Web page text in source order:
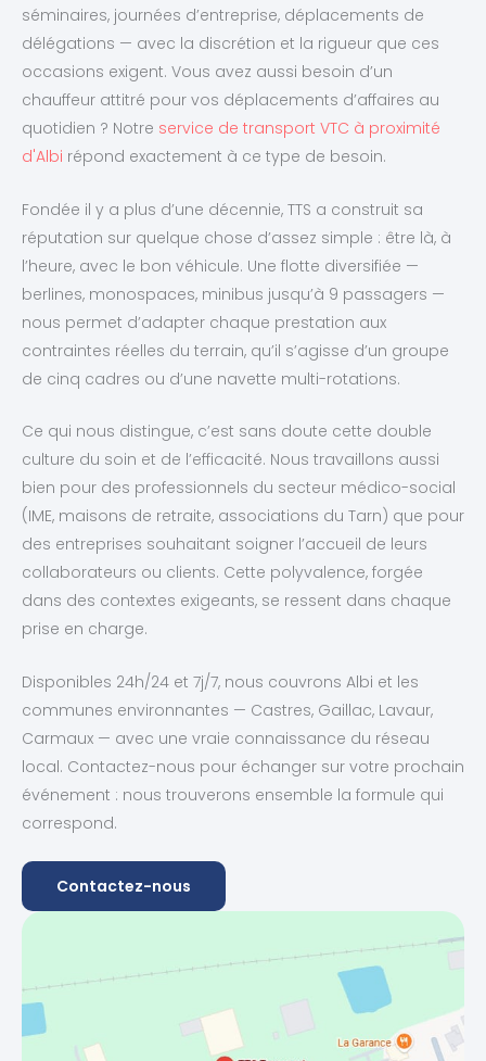
séminaires, journées d’entreprise, déplacements de
délégations — avec la discrétion et la rigueur que ces
occasions exigent. Vous avez aussi besoin d’un
chauffeur attitré pour vos déplacements d’affaires au
quotidien ? Notre service de transport VTC à proximité
d'Albi répond exactement à ce type de besoin.
Fondée il y a plus d’une décennie, TTS a construit sa
réputation sur quelque chose d’assez simple : être là, à
l’heure, avec le bon véhicule. Une flotte diversifiée —
berlines, monospaces, minibus jusqu’à 9 passagers —
nous permet d’adapter chaque prestation aux
contraintes réelles du terrain, qu’il s’agisse d’un groupe
de cinq cadres ou d’une navette multi-rotations.
Ce qui nous distingue, c’est sans doute cette double
culture du soin et de l’efficacité. Nous travaillons aussi
bien pour des professionnels du secteur médico-social
(IME, maisons de retraite, associations du Tarn) que pour
des entreprises souhaitant soigner l’accueil de leurs
collaborateurs ou clients. Cette polyvalence, forgée
dans des contextes exigeants, se ressent dans chaque
prise en charge.
Disponibles 24h/24 et 7j/7, nous couvrons Albi et les
communes environnantes — Castres, Gaillac, Lavaur,
Carmaux — avec une vraie connaissance du réseau
local. Contactez-nous pour échanger sur votre prochain
événement : nous trouverons ensemble la formule qui
correspond.
Contactez-nous